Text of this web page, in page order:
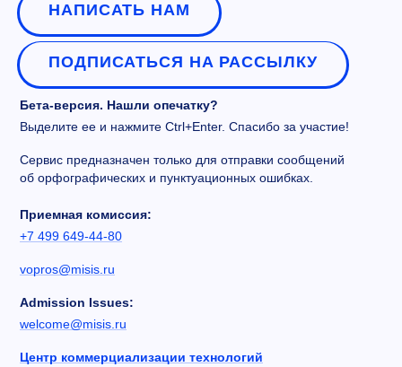
НАПИСАТЬ НАМ
ПОДПИСАТЬСЯ НА РАССЫЛКУ
Бета-версия. Нашли опечатку?
Выделите ее и нажмите Ctrl+Enter. Спасибо за участие!
Сервис предназначен только для отправки сообщений
об орфографических и пунктуационных ошибках.
Приемная комиссия:
+7 499 649-44-80
vopros@misis.ru
Admission Issues:
welcome@misis.ru
Центр коммерциализации технологий